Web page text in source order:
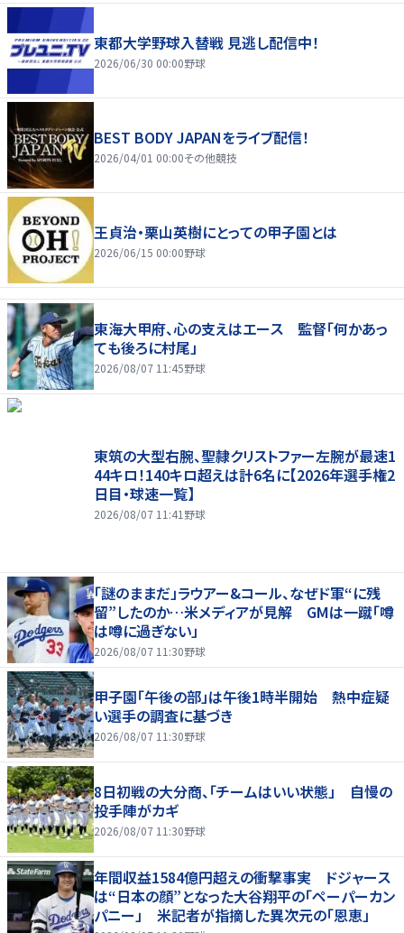
東都大学野球入替戦 見逃し配信中！
2026/06/30 00:00野球
BEST BODY JAPANをライブ配信！
2026/04/01 00:00その他競技
王貞治・栗山英樹にとっての甲子園とは
2026/06/15 00:00野球
東海大甲府、心の支えはエース 監督「何かあっ
ても後ろに村尾」
2026/08/07 11:45野球
東筑の大型右腕、聖隷クリストファー左腕が最速1
44キロ！140キロ超えは計6名に【2026年選手権2
日目・球速一覧】
2026/08/07 11:41 野球
「謎のままだ」ラウアー&コール、なぜド軍“に残
留”したのか…米メディアが見解 GMは一蹴「噂
は噂に過ぎない」
2026/08/07 11:30野球
甲子園「午後の部」は午後1時半開始 熱中症疑
い選手の調査に基づき
2026/08/07 11:30野球
8日初戦の大分商、「チームはいい状態」 自慢の
投手陣がカギ
2026/08/07 11:30野球
年間収益1584億円超えの衝撃事実 ドジャース
は“日本の顔”となった大谷翔平の「ペーパーカン
パニー」 米記者が指摘した異次元の「恩恵」